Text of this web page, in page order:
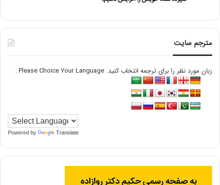
مترجم سایت
زبان مورد نظر را برای ترجمه انتخاب کنید. Please Choice Your Language :
Powered by Translate